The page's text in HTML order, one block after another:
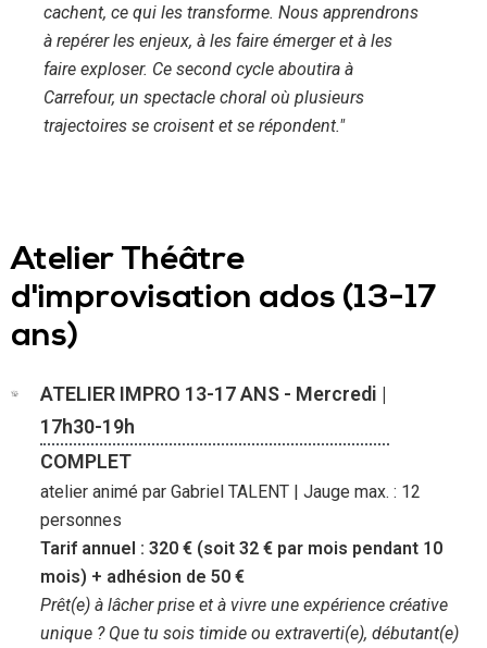
cachent, ce qui les transforme. Nous apprendrons
à repérer les enjeux, à les faire émerger et à les
faire exploser. Ce second cycle aboutira à
Carrefour, un spectacle choral où plusieurs
trajectoires se croisent et se répondent."
Atelier Théâtre
d'improvisation ados (13-17
ans)
ATELIER IMPRO 13-17 ANS - Mercredi |
17h30-19h
COMPLET
atelier animé par Gabriel TALENT | Jauge max. : 12
personnes
Tarif annuel : 320 € (soit 32 € par mois pendant 10
mois) + adhésion de 50 €
Prêt(e) à lâcher prise et à vivre une expérience créative
unique ? Que tu sois timide ou extraverti(e), débutant(e)